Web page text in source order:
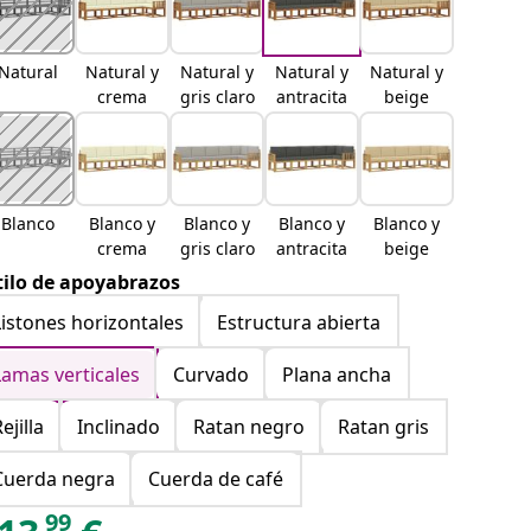
Natural y
crema
Natural y
gris claro
Natural y
antracita
Natural y
beige
Blanco
Blanco y
crema
Blanco y
gris claro
Blanco y
antracita
Blanco y
beige
de apoyabrazos
horizontales
Estructura abierta
verticales
Curvado
Plana ancha
Inclinado Ratan negro
Ratan gris
negra
Cuerda de café
99